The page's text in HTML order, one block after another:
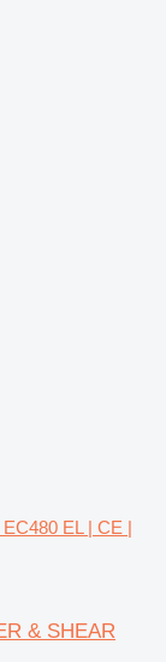
EL | CE |
& SHEAR